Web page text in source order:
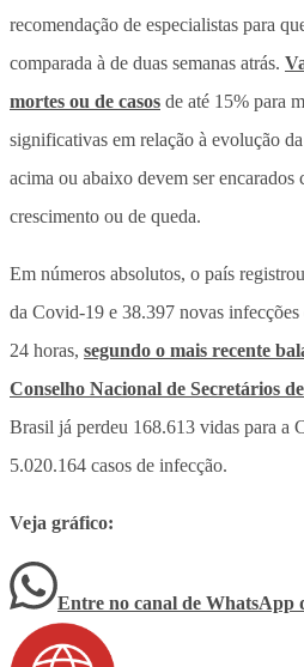
recomendação de especialistas para
comparada à de duas semanas atrás.
mortes ou de casos de até 15% para
significativas em relação à evolução
acima ou abaixo devem ser encarados
crescimento ou de queda.
Em números absolutos, o país
da Covid-19 e 38.397 novas
24 horas, segundo o mais recente
Conselho Nacional de Secretários
Brasil já perdeu 168.613 vidas para a
5.020.164 casos de infecção.
Veja gráfico:
Entre no canal de WhatsApp